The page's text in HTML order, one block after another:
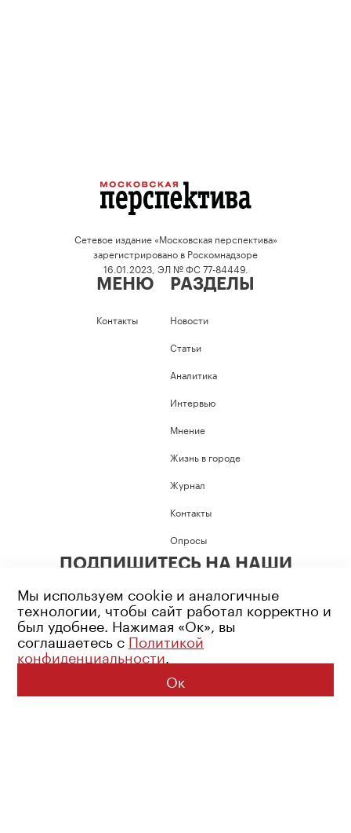
Сетевое издание «Московская перспектива»
зарегистрировано в Роскомнадзоре
16.01.2023, ЭЛ № ФС 77-84449.
МЕНЮ
Контакты
РАЗДЕЛЫ
Новости
Статьи
Аналитика
Интервью
Мнение
Жизнь в городе
Журнал
Контакты
Опросы
ПОДПИШИТЕСЬ НА НАШИ
Возрастное ограничение: 16+
Политика конфиденциальности
© 2026 Все права защищены
Мы используем cookie и аналогичные
технологии, чтобы сайт работал корректно и
был удобнее. Нажимая «Ок», вы
соглашаетесь с Политикой
конфиденциальности.
Ок